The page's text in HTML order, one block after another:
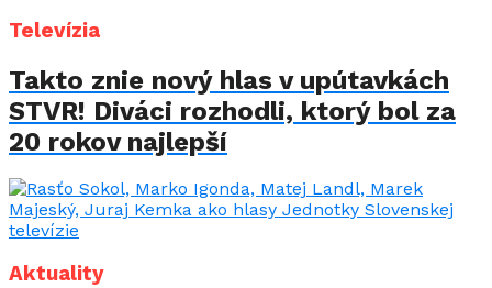
Televízia
Takto znie nový hlas v upútavkách
STVR! Diváci rozhodli, ktorý bol za
20 rokov najlepší
Aktuality